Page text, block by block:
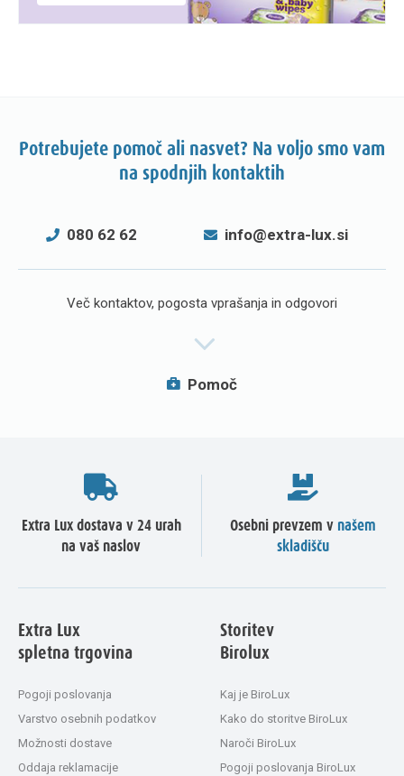
Potrebujete pomoč ali nasvet? Na voljo smo vam
na spodnjih kontaktih
080 62 62 info@extra-lux.si
Več kontaktov, pogosta vprašanja in odgovori
Pomoč
Extra Lux dostava v 24 urah
na vaš naslov
Osebni prevzem v našem
skladišču
Extra Lux
spletna trgovina
Pogoji poslovanja
Varstvo osebnih podatkov
Možnosti dostave
Oddaja reklamacije
Storitev
Birolux
Kaj je BiroLux
Kako do storitve BiroLux
Naroči BiroLux
Pogoji poslovanja BiroLux